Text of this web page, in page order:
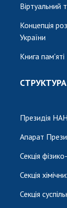
Віртуальний
Концепція
України
Книга пам'яті
СТРУКТУРА
Президія
Апарат
Секція
Секція
Секція